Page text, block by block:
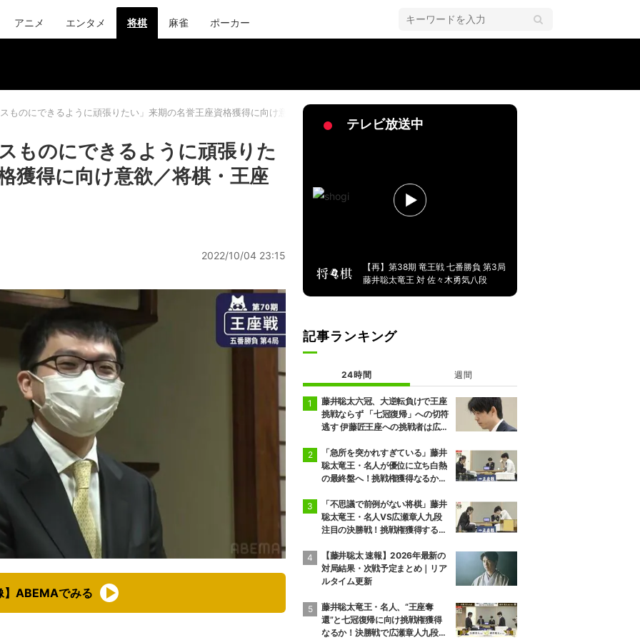
アニメ エンタメ 将棋 麻雀 ポーカー
ものにできるように頑張りたい」来期の名誉王座資格獲得に向け意欲／将棋・王座戦五番勝負
ものにできるように頑張りた
獲得に向け意欲／将棋・王座
2022/10/04 23:15
】ABEMAでみる
テレビ放送中
【再】第38期 竜王戦 七番勝負 第3局
藤井聡太竜王 対 佐々木勇気八段
記事ランキング
24時間 週間
藤井聡太六冠、大逆転負けで王座
挑戦ならず 「七冠復帰」への切符
逃す 伊藤匠王座への挑戦者は広瀬
「急所を突かれすぎている」藤井
聡太竜王・名人が優位に立ち白熱
の最終盤へ！挑戦権獲得なるか、
座戦
「不思議で前例がない将棋」藤井
聡太竜王・名人VS広瀬章人九段
注目の決勝戦！挑戦権獲得するの
【藤井聡太 速報】2026年最新の
対局結果・次戦予定まとめ｜リア
ルタイム更新
藤井聡太竜王・名人、“王座奪
還”と七冠復帰に向け挑戦権獲得
なるか！決勝戦で広瀬章人九段と